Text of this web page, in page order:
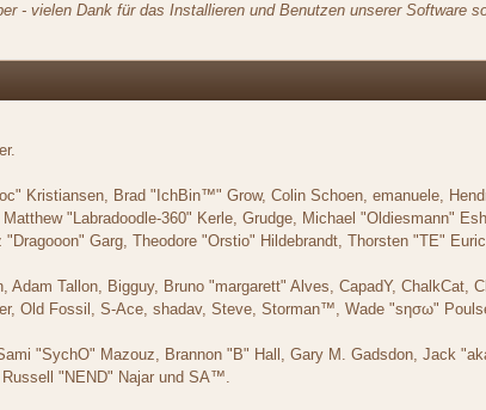
- vielen Dank für das Installieren und Benutzen unserer Software
Kristiansen, Brad "IchBin™" Grow, Colin Schoen, emanuele,
"Labradoodle-360" Kerle, Grudge, Michael "Oldiesmann"
Garg, Theodore "Orstio" Hildebrandt, Thorsten "TE"
Tallon, Bigguy, Bruno "margarett" Alves, CapadY, ChalkCat,
Old Fossil, S-Ace, shadav, Steve, Storman™, Wade "sησω"
"SychO" Mazouz, Brannon "B" Hall, Gary M. Gadsdon, Jack
"NEND" Najar und SA™.